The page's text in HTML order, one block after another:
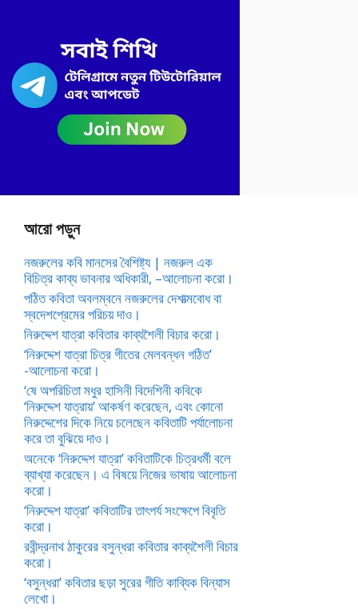
আরো পড়ুন
নজরুলের কবি মানসের বৈশিষ্ট্য | নজরুল এক
বিচিত্র কাব্য ভাবনার অধিকারী, –আলোচনা করো।
পঠিত কবিতা অবলম্বনে নজরুলের দেশাত্মবোধ বা
স্বদেশপ্রেমের পরিচয় দাও।
নিরুদ্দেশ যাত্রা কবিতার কাব্যশৈলী বিচার করো।
‘নিরুদ্দেশ যাত্রা চিত্র গীতের মেলবন্ধন গঠিত’
-আলোচনা করো।
‘ষে অপরিচিতা মধুর হাসিনী বিদেশিনী কবিকে
‘নিরুদ্দেশ যাত্রায়’ আকর্ষণ করেছেন, এবং কোনো
নিরুদ্দেশের দিকে নিয়ে চলেছেন কবিতাটি পর্যালোচনা
করে তা বুঝিয়ে দাও।
অনেকে ‘নিরুদ্দেশ যাত্রা’ কবিতাটিকে চিত্রধর্মী বলে
ব্যাখ্যা করেছেন। এ বিষয়ে নিজের ভাষায় আলোচনা
করো।
‘নিরুদ্দেশ যাত্রা’ কবিতাটির তাৎপর্য সংক্ষেপে বিবৃতি
করো।
রবীন্দ্রনাথ ঠাকুরের বসুন্ধরা কবিতার কাব্যশৈলী বিচার
করো।
‘বসুন্ধরা’ কবিতার ছড়া সুরের গীতি কাব্যিক বিন্যাস
লেখো।